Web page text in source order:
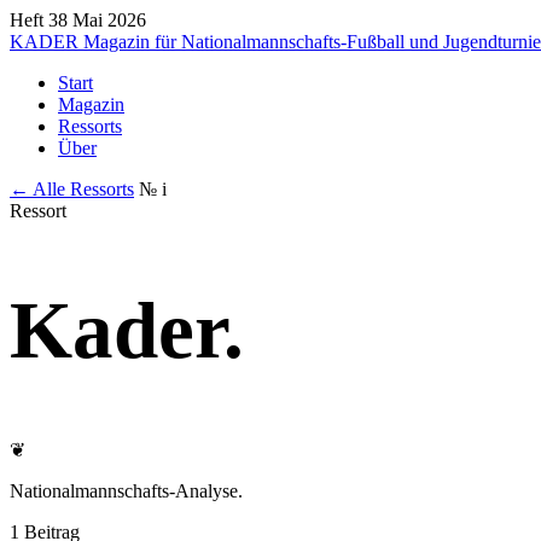
Heft 38 Mai 2026
KADER Magazin für Nationalmannschafts-Fußball und
Start
Magazin
Ressorts
Über
← Alle Ressorts № i
Ressort
Kader.
❦
Nationalmannschafts-Analyse.
1 Beitrag